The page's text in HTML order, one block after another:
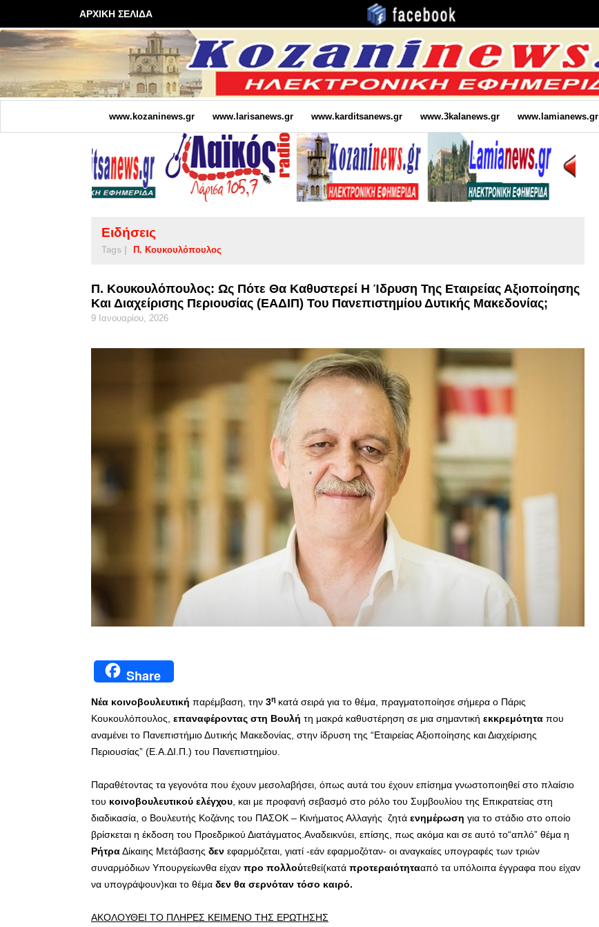
ΑΡΧΙΚΗ ΣΕΛΙΔΑ
www.kozaninews.gr www.larisanews.gr www.karditsanews.gr www.3kalanews.gr www.lamianews.gr
Ειδήσεις
Tags | Π. Κουκουλόπουλος
Π. Κουκουλόπουλος: Ως Πότε Θα Καθυστερεί Η Ίδρυση Της Εταιρείας Αξιοποίησης
Και Διαχείρισης Περιουσίας (ΕΑΔΙΠ) Του Πανεπιστημίου Δυτικής Μακεδονίας;
9 Ιανουαρίου, 2026
Share
Νέα κοινοβουλευτική παρέμβαση, την 3η κατά σειρά για το θέμα, πραγματοποίησε σήμερα ο Πάρις
Κουκουλόπουλος, επαναφέροντας στη Βουλή τη μακρά καθυστέρηση σε μια σημαντική εκκρεμότητα που
αναμένει το Πανεπιστήμιο Δυτικής Μακεδονίας, στην ίδρυση της “Εταιρείας Αξιοποίησης και Διαχείρισης
Περιουσίας” (Ε.Α.ΔΙ.Π.) του Πανεπιστημίου.
Παραθέτοντας τα γεγονότα που έχουν μεσολαβήσει, όπως αυτά του έχουν επίσημα γνωστοποιηθεί στο πλαίσιο
του κοινοβουλευτικού ελέγχου, και με προφανή σεβασμό στο ρόλο του Συμβουλίου της Επικρατείας στη
διαδικασία, ο Βουλευτής Κοζάνης του ΠΑΣΟΚ – Κινήματος Αλλαγής ζητά ενημέρωση για το στάδιο στο οποίο
βρίσκεται η έκδοση του Προεδρικού Διατάγματος.Αναδεικνύει, επίσης, πως ακόμα και σε αυτό το“απλό” θέμα η
ΡήτραΔίκαιης Μετάβασης δεν εφαρμόζεται, γιατί -εάν εφαρμοζόταν- οι αναγκαίες υπογραφές των τριών
συναρμόδιων Υπουργείωνθα είχαν προ πολλούτεθεί(κατά προτεραιότητααπό τα υπόλοιπα έγγραφα που είχαν
να υπογράψουν)και το θέμα δεν θα σερνόταν τόσο καιρό.
ΑΚΟΛΟΥΘΕΙ ΤΟ ΠΛΗΡΕΣ ΚΕΙΜΕΝΟ ΤΗΣ ΕΡΩΤΗΣΗΣ